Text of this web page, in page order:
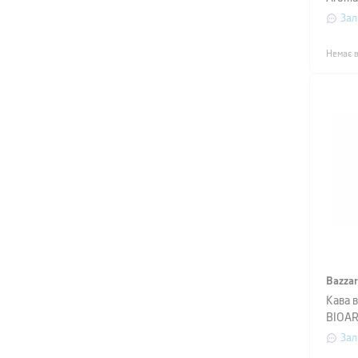
кг,
Немає
Кава